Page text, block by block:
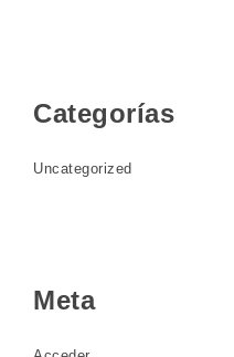
Categorías
Uncategorized
Meta